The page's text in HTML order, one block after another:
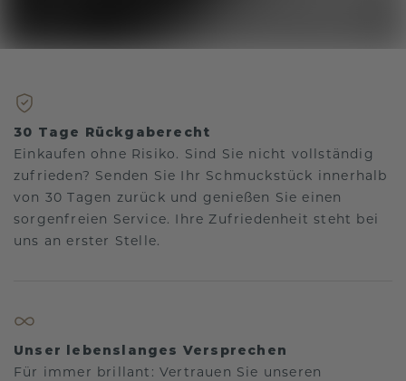
30 Tage Rückgaberecht
Einkaufen ohne Risiko. Sind Sie nicht vollständig
zufrieden? Senden Sie Ihr Schmuckstück innerhalb
von 30 Tagen zurück und genießen Sie einen
sorgenfreien Service. Ihre Zufriedenheit steht bei
uns an erster Stelle.
Unser lebenslanges Versprechen
Für immer brillant: Vertrauen Sie unseren